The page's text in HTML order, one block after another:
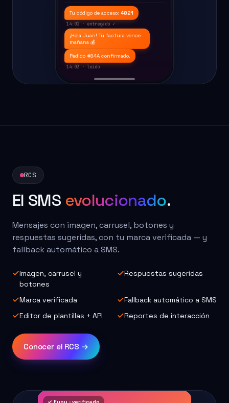
Tu código de acceso: 4821
14:02 · entregado ✓
¡Hola Juan! Tu factura vence
mañana 💰
Pedido #84A confirmado.
14:03 · leído
RCS
El SMS evolucionado.
Mensajes con imagen, carrusel, botones y
respuestas sugeridas, con tu marca verificada — y
fallback automático a SMS.
Imagen, carrusel y
botones
Respuestas sugeridas
Marca verificada
Fallback automático a SMS
Editor de plantillas + API
Reportes de interacción
Conocer el RCS →